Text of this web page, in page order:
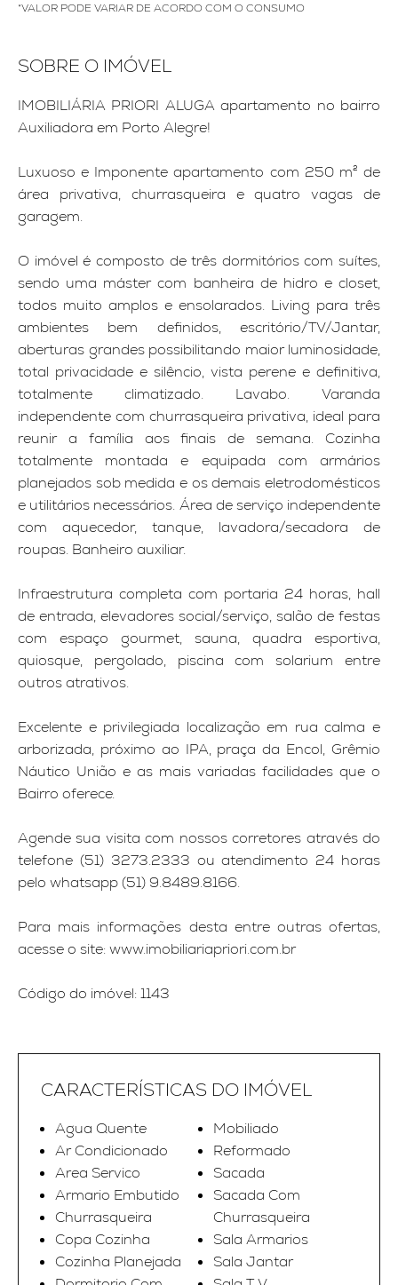
*VALOR PODE VARIAR DE ACORDO COM O CONSUMO
SOBRE O IMÓVEL
IMOBILIÁRIA PRIORI ALUGA apartamento no bairro
Auxiliadora em Porto Alegre!
Luxuoso e Imponente apartamento com 250 m² de
área privativa, churrasqueira e quatro vagas de
garagem.
O imóvel é composto de três dormitórios com suítes,
sendo uma máster com banheira de hidro e closet,
todos muito amplos e ensolarados. Living para três
ambientes bem definidos, escritório/TV/Jantar,
aberturas grandes possibilitando maior luminosidade,
total privacidade e silêncio, vista perene e definitiva,
totalmente climatizado. Lavabo. Varanda
independente com churrasqueira privativa, ideal para
reunir a família aos finais de semana. Cozinha
totalmente montada e equipada com armários
planejados sob medida e os demais eletrodomésticos
e utilitários necessários. Área de serviço independente
com aquecedor, tanque, lavadora/secadora de
roupas. Banheiro auxiliar.
Infraestrutura completa com portaria 24 horas, hall
de entrada, elevadores social/serviço, salão de festas
com espaço gourmet, sauna, quadra esportiva,
quiosque, pergolado, piscina com solarium entre
outros atrativos.
Excelente e privilegiada localização em rua calma e
arborizada, próximo ao IPA, praça da Encol, Grêmio
Náutico União e as mais variadas facilidades que o
Bairro oferece.
Agende sua visita com nossos corretores através do
telefone (51) 3273.2333 ou atendimento 24 horas
pelo whatsapp (51) 9.8489.8166.
Para mais informações desta entre outras ofertas,
acesse o site: www.imobiliariapriori.com.br
Código do imóvel: 1143
CARACTERÍSTICAS DO IMÓVEL
Agua Quente
Ar Condicionado
Area Servico
Armario Embutido
Churrasqueira
Copa Cozinha
Cozinha Planejada
Mobiliado
Reformado
Sacada
Sacada Com
Churrasqueira
Sala Armarios
Sala Jantar